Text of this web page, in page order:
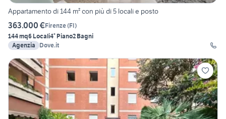
Appartamento di 144 m² con più di 5 locali e posto
363.000 €Firenze(FI)
144 mq6 Locali4° Piano2 Bagni
Agenzia
Dove.it